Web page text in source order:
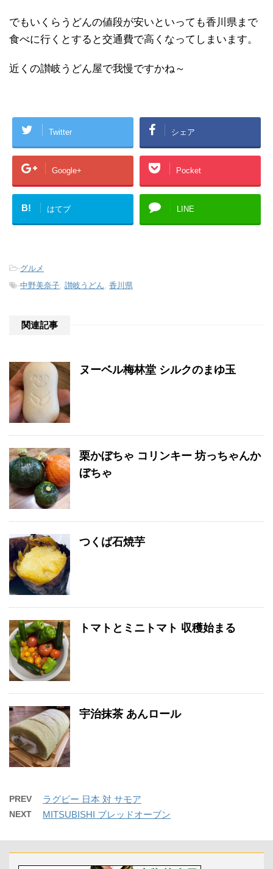
でもいくらうどんの値段が安いといっても香川県まで
食べに行くとすると交通費で高くなってしまいます。
近くの讃岐うどん屋で我慢ですかね～
Twitter シェア
Google+ Pocket
B! はてブ LINE
-グルメ
-中野美奈子, 讃岐うどん, 香川県
関連記事
ヌーベル梅林堂 シルクのまゆ玉
栗かぼちゃ コリンキー 坊っちゃんか
ぼちゃ
つくば石焼芋
トマトとミニトマト 収穫始まる
宇治抹茶 あんロール
PREV ラグビー 日本 対 サモア
NEXT MITSUBISHI ブレッドオーブン